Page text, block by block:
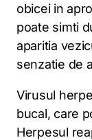
obicei in
poate simti
aparitia
senzatie de
Virusul
bucal, care
Herpesul